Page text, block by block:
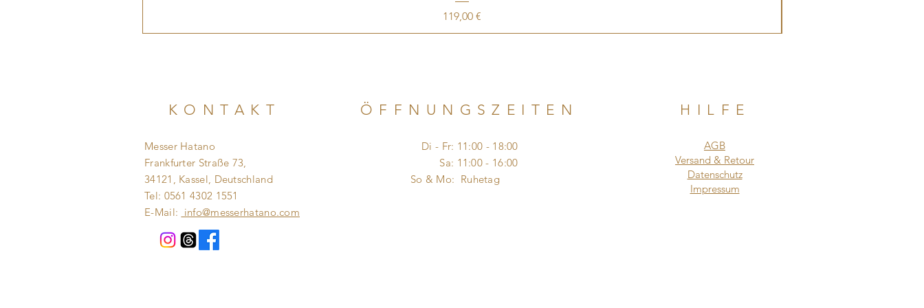
Preis
119,00 €
KONTAKT
Messer Hatano
Frankfurter Straße 73,
34121, Kassel, Deutschland
Tel: 0561 4302 1551
E-Mail: info@messerhatano.com
ÖFFNUNGSZEITEN
Di - Fr: 11:00 - 18:00
​​ Sa: 11:00 - 16:00
So & Mo: Ruhetag
HILFE
AGB
Versand & Retour
Datenschutz
Impressum